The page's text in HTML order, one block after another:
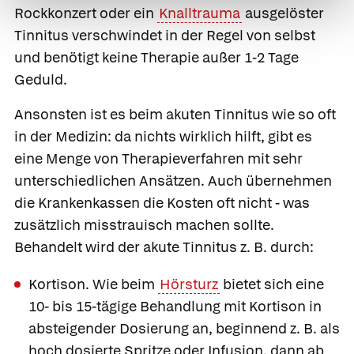
Rockkonzert oder ein Knalltrauma ausgelöster
Tinnitus verschwindet in der Regel von selbst
und benötigt keine Therapie außer 1-2 Tage
Geduld.
Ansonsten ist es beim akuten Tinnitus wie so oft
in der Medizin: da nichts wirklich hilft, gibt es
eine Menge von Therapieverfahren mit sehr
unterschiedlichen Ansätzen. Auch übernehmen
die Krankenkassen die Kosten oft nicht - was
zusätzlich misstrauisch machen sollte.
Behandelt wird der akute Tinnitus z. B. durch:
Kortison. Wie beim Hörsturz bietet sich eine
10- bis 15-tägige Behandlung mit Kortison in
absteigender Dosierung an, beginnend z. B. als